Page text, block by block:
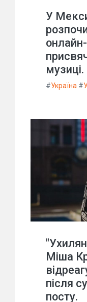
У
музиці.
#Україна #
Міша
після
посту.